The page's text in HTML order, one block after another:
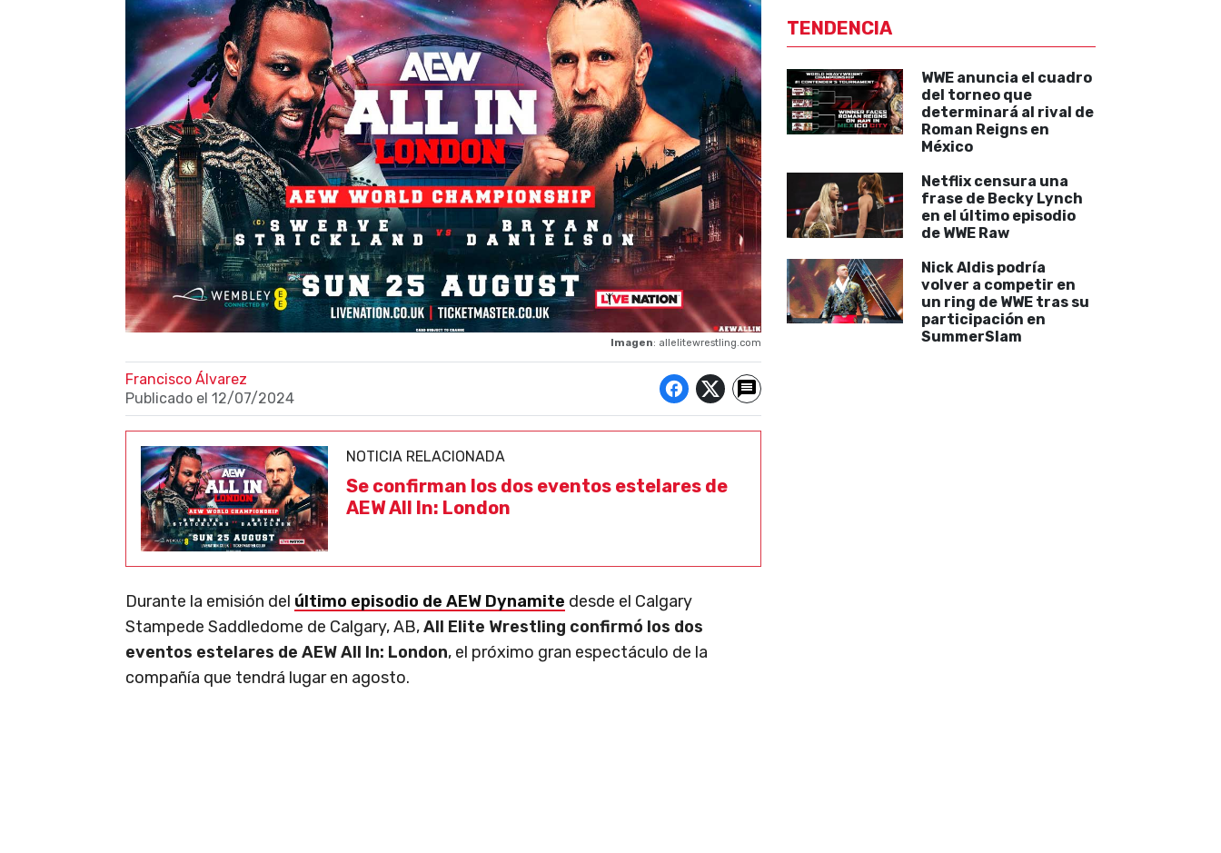
Imagen: allelitewrestling.com
Francisco Álvarez
Publicado el 12/07/2024
NOTICIA RELACIONADA
Se confirman los dos eventos estelares de
AEW All In: London
Durante la emisión del último episodio de AEW Dynamite desde el Calgary
Stampede Saddledome de Calgary, AB,All Elite Wrestling confirmó los dos
eventos estelares de AEW All In: London, el próximo gran espectáculo de la
compañía que tendrá lugar en agosto.
TENDENCIA
WWE anuncia el cuadro
del torneo que
determinará al rival de
Roman Reigns en
México
Netflix censura una
frase de Becky Lynch
en el último episodio
de WWE Raw
Nick Aldis podría
volver a competir en
un ring de WWE tras su
participación en
SummerSlam